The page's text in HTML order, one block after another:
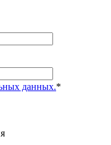
данных.*